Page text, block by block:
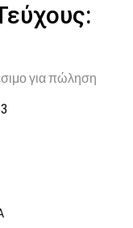
για πώληση